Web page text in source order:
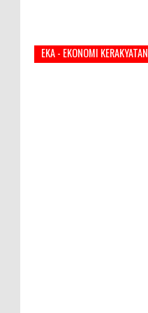
EKA - EKONOMI KERAKYATAN